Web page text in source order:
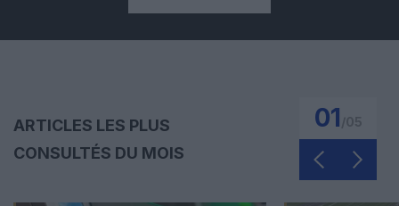
ARTICLES LES PLUS
CONSULTÉS DU MOIS
01